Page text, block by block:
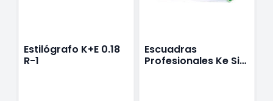
Estilógrafo K+E 0.18
R-1
Escuadras
Profesionales Ke Sin